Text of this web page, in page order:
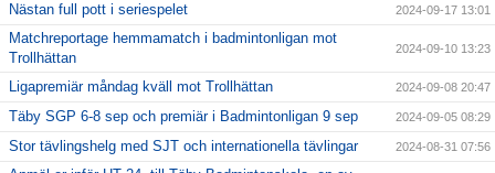
Nästan full pott i seriespelet 2024-09-17 13:01
Matchreportage hemmamatch i badmintonligan mot
Trollhättan
2024-09-10 13:23
Ligapremiär måndag kväll mot Trollhättan 2024-09-08 20:47
Täby SGP 6-8 sep och premiär i Badmintonligan 9 sep 2024-09-05 08:29
Stor tävlingshelg med SJT och internationella tävlingar 2024-08-31 07:56